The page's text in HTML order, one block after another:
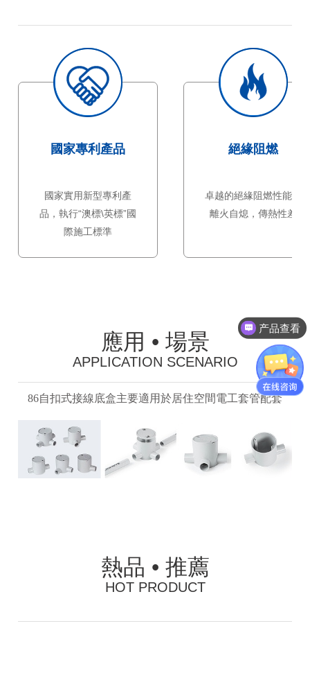
國家專利產品
國家實用新型專利產
品，執行“澳標\英標”國
際施工標準
絕緣阻燃
卓越的絕緣阻燃性能，
離火自熄，傳熱性差
應用 • 場景
APPLICATION SCENARIO
86自扣式接線底盒主要適用於居住空間電工套管配套
熱品 • 推薦
HOT PRODUCT
产品查看